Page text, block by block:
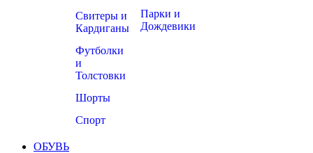
Свитеры и
Кардиганы
Футболки
и
Толстовки
Шорты
Спорт
Парки и
Дождевики
ОБУВЬ